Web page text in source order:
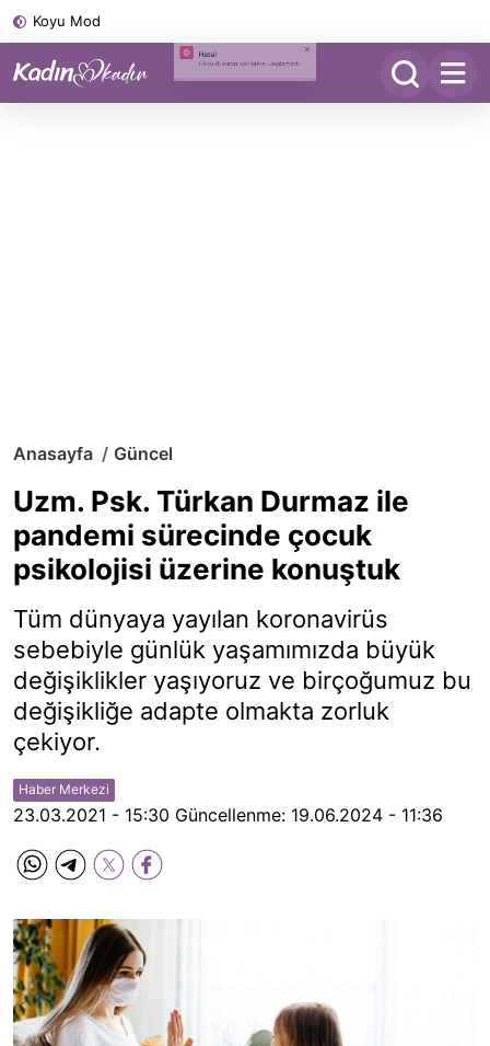
Koyu Mod
Anasayfa Güncel
Uzm. Psk. Türkan Durmaz ile
pandemi sürecinde çocuk
psikolojisi üzerine konuştuk
Tüm dünyaya yayılan koronavirüs
sebebiyle günlük yaşamımızda büyük
değişiklikler yaşıyoruz ve birçoğumuz bu
değişikliğe adapte olmakta zorluk
çekiyor.
Haber Merkezi
23.03.2021 - 15:30 Güncellenme: 19.06.2024 - 11:36